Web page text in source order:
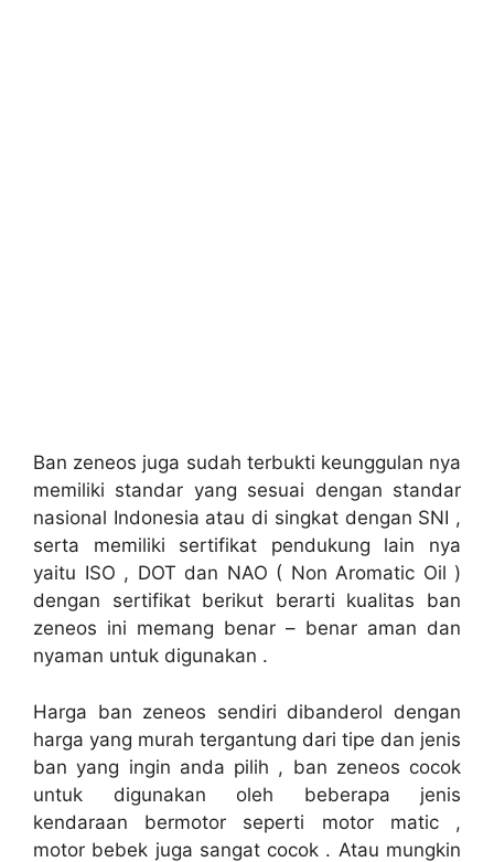
Ban zeneos juga sudah terbukti keunggulan nya
memiliki standar yang sesuai dengan standar
nasional Indonesia atau di singkat dengan SNI ,
serta memiliki sertifikat pendukung lain nya
yaitu ISO , DOT dan NAO ( Non Aromatic Oil )
dengan sertifikat berikut berarti kualitas ban
zeneos ini memang benar – benar aman dan
nyaman untuk digunakan .
Harga ban zeneos sendiri dibanderol dengan
harga yang murah tergantung dari tipe dan jenis
ban yang ingin anda pilih , ban zeneos cocok
untuk digunakan oleh beberapa jenis
kendaraan bermotor seperti motor matic ,
motor bebek juga sangat cocok . Atau mungkin